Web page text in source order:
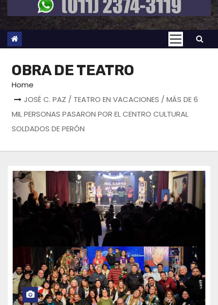
OBRA DE TEATRO
Home
JOSÉ C. PAZ / TEATRO EN VACACIONES / MÁS DE 6
MIL PERSONAS PASARON POR EL CENTRO CULTURAL
SOLDADOS DE PERÓN